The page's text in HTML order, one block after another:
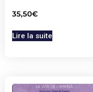
35,50€
Lire la suite